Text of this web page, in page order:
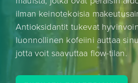
ilman keinotekoisia
Antioksidantit tukevat
luonnollinen kofeiini auttaa
jotta voit saavuttaa flow-tilan.